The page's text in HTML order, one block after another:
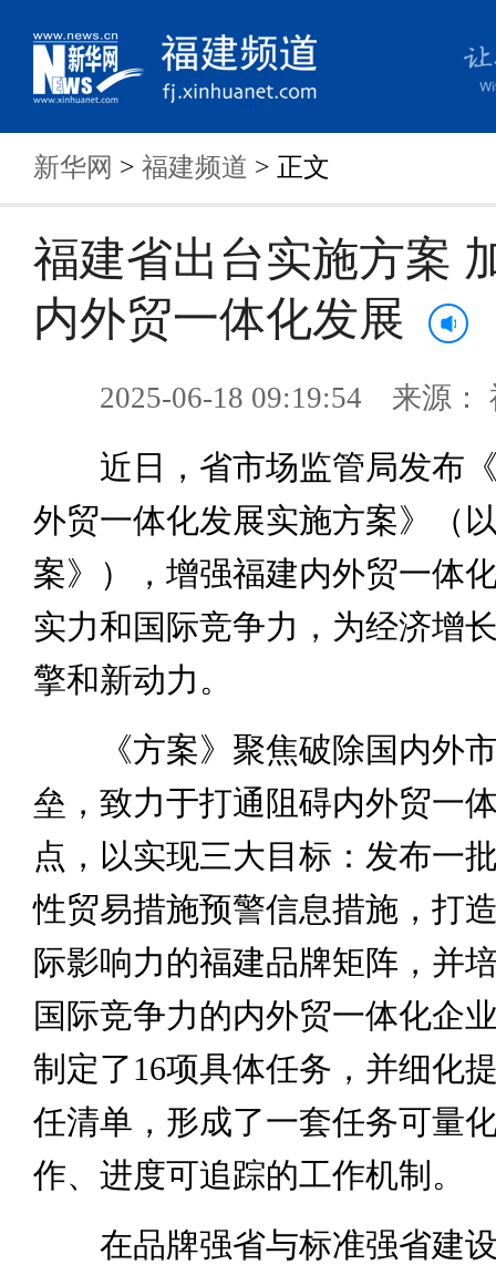
新华网 > 福建频道 > 正文
福建省出台实施方案
内外贸一体化发展
2025-06-18 09:19:54 来源：
近日，省市场监管局发布《
外贸一体化发展实施方案》（
案》），增强福建内外贸一体
实力和国际竞争力，为经济增
擎和新动力。
《方案》聚焦破除国内外市
垒，致力于打通阻碍内外贸一
点，以实现三大目标：发布一
性贸易措施预警信息措施，打
际影响力的福建品牌矩阵，并
国际竞争力的内外贸一体化企
制定了16项具体任务，并细化
任清单，形成了一套任务可量
作、进度可追踪的工作机制。
在品牌强省与标准强省建设